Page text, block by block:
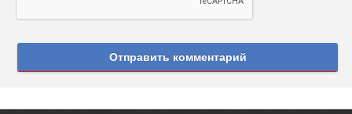
Отправить комментарий